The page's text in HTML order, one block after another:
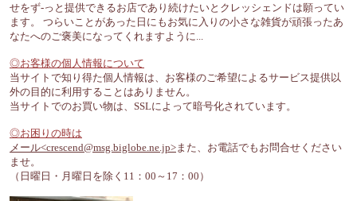
せをず-っと提供できるお店であり続けたいとクレッシェンドは願ってい
ます。 つらいことがあった日にもお気に入りの小さな雑貨が頑張ったあ
なたへのご褒美になってくれますように...
◎お客様の個人情報について
当サイトで知り得た個人情報は、お客様のご希望によるサービス提供以
外の目的に利用することはありません。
当サイトでのお買い物は、SSLによって暗号化されています。
◎お困りの時は
メール<crescend@msg.biglobe.ne.jp> また、お電話でもお問合せください
ませ。
（日曜日・月曜日を除く11：00～17：00）